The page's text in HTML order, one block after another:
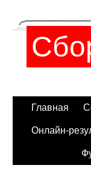
Главная
Онлайн-